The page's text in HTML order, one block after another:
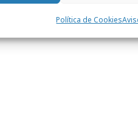
Política de Cookies